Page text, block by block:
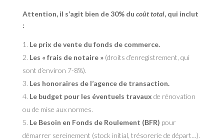
Attention, il s’agit bien de 30% du coût total, qui inclut
:
Le prix de vente du fonds de commerce.
Les « frais de notaire »(droits d’enregistrement, qui
sont d’environ 7-8%).
Les honoraires de l’agence de transaction.
Le budget pour les éventuels travaux de rénovation
ou de mise aux normes.
Le Besoin en Fonds de Roulement (BFR) pour
démarrer sereinement (stock initial, trésorerie de départ…).